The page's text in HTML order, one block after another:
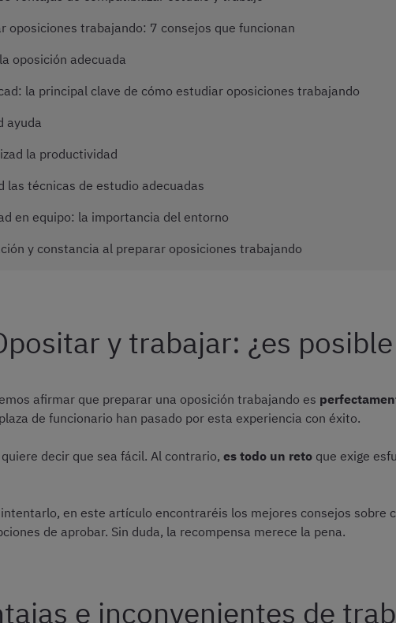
oposiciones trabajando: 7 consejos que funcionan
oposición adecuada
la principal clave de cómo estudiar oposiciones trabajando
ayuda
la productividad
las técnicas de estudio adecuadas
en equipo: la importancia del entorno
y constancia al preparar oposiciones trabajando
y trabajar: ¿es
afirmar que preparar una oposición trabajando es
de funcionario han pasado por esta experiencia con éxito.
decir que sea fácil. Al contrario, es todo un reto que exige
en este artículo encontraréis los mejores consejos sobre
de aprobar. Sin duda, la recompensa merece la pena.
e inconvenientes de